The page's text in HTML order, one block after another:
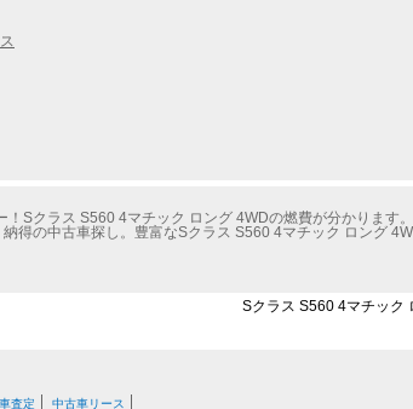
Sクラス S560 4マチック ロング 4WDの燃費が分かります。
得の中古車探し。豊富なSクラス S560 4マチック ロング
Sクラス S560 4マチック
査定 中古車リース